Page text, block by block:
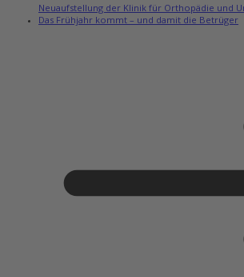
Neuaufstellung der Klinik für Orthopädie und
Das Frühjahr kommt – und damit die Betrüger